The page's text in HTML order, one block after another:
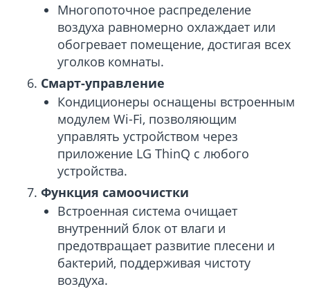
Многопоточное распределение
воздуха равномерно охлаждает или
обогревает помещение, достигая всех
уголков комнаты.
Смарт-управление
Кондиционеры оснащены встроенным
модулем Wi-Fi, позволяющим
управлять устройством через
приложение LG ThinQ с любого
устройства.
Функция самоочистки
Встроенная система очищает
внутренний блок от влаги и
предотвращает развитие плесени и
бактерий, поддерживая чистоту
воздуха.